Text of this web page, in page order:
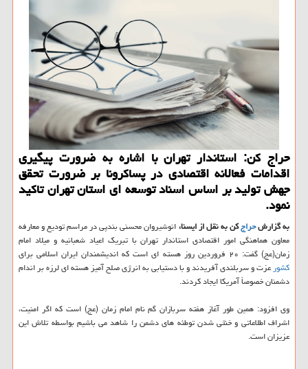
حراج كن: استاندار تهران با اشاره به ضرورت پیگیری
اقدامات فعالانه اقتصادی در پساكرونا بر ضرورت تحقق
جهش تولید بر اساس اسناد توسعه ای استان تهران تاكید
نمود.
به گزارشحراجكن به نقل از ایسنا،انوشیروان محسنی بندپی در مراسم تودیع و معارفه
معاون هماهنگی امور اقتصادی استاندار تهران با تبریك اعیاد شعبانیه و میلاد امام
زمان(عج) گفت: ۲۰ فروردین روز هسته ای است كه اندیشمندان ایران اسلامی برای
كشورعزت و سربلندی آفریدند و با دستیابی به انرژی صلح آمیز هسته ای لرزه بر اندام
دشمنان خصوصاً آمریكا ایجاد كردند.
وی افزود: همین طور آغاز هفته سربازان گم نام امام زمان (عج) است كه اگر امنیت،
اشراف اطلاعاتی و خنثی شدن توطئه های دشمن را شاهد می باشیم بواسطه تلاش این
عزیزان است.